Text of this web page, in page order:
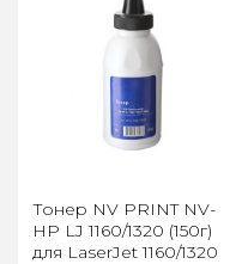
Тонер NV PRINT NV-
HP LJ 1160/1320 (150г)
для LaserJet 1160/1320